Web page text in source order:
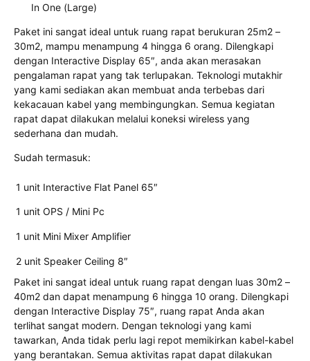
In One (Large)
Paket ini sangat ideal untuk ruang rapat berukuran 25m2 –
30m2, mampu menampung 4 hingga 6 orang. Dilengkapi
dengan Interactive Display 65″, anda akan merasakan
pengalaman rapat yang tak terlupakan. Teknologi mutakhir
yang kami sediakan akan membuat anda terbebas dari
kekacauan kabel yang membingungkan. Semua kegiatan
rapat dapat dilakukan melalui koneksi wireless yang
sederhana dan mudah.
Sudah termasuk:
1 unit Interactive Flat Panel 65″
1 unit OPS / Mini Pc
1 unit Mini Mixer Amplifier
2 unit Speaker Ceiling 8″
Paket ini sangat ideal untuk ruang rapat dengan luas 30m2 –
40m2 dan dapat menampung 6 hingga 10 orang. Dilengkapi
dengan Interactive Display 75″, ruang rapat Anda akan
terlihat sangat modern. Dengan teknologi yang kami
tawarkan, Anda tidak perlu lagi repot memikirkan kabel-kabel
yang berantakan. Semua aktivitas rapat dapat dilakukan